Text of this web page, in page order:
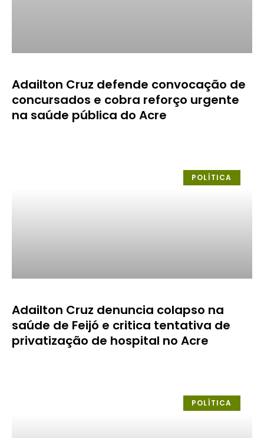
Adailton Cruz defende convocação de
concursados e cobra reforço urgente
na saúde pública do Acre
POLÍTICA
Adailton Cruz denuncia colapso na
saúde de Feijó e critica tentativa de
privatização de hospital no Acre
POLÍTICA